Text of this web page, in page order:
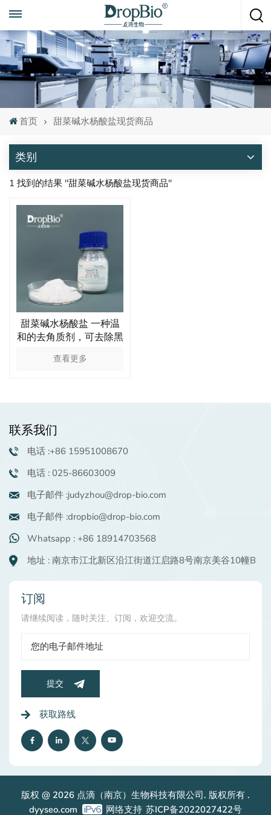
+86 15951008670
首页 甜菜碱水杨酸盐现货商品
类别
1 找到的结果 "甜菜碱水杨酸盐现货商品"
甜菜碱水杨酸盐 一种温
和的去角质剂，可去除黑
查看更多
联系我们
电话 :+86 15951008670
电话 : 025-86603009
电子邮件 :judyzhou@drop-bio.com
电子邮件 :dropbio@drop-bio.com
Whatsapp : +86 18914703568
地址 : 南京市江北新区沿江街道江启路8号南京美谷10幢B
订阅
请继续阅读，随时关注、订阅，欢迎交流。
提交
获取路线
版权 @ 2026 点滴（南京）生物科技有限公司. 版权所有 .
dyyseo.com
网络支持 苏ICP备2022027422号